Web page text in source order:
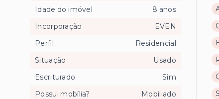
Idade do imóvel
8 anos
Incorporação
EVEN
Perfil
Residencial
Situação
Usado
Escriturado
Sim
Possui mobília?
Mobiliado